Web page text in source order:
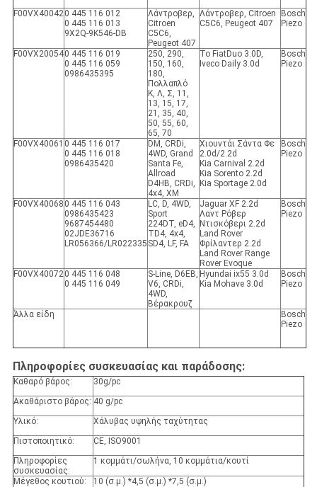
F00VX400420 445 116 012
0 445 116 013
9X2Q-9K546-DB
Λάντροβερ,
Citroen
C5C6,
Peugeot 407
Λάντροβερ, Citroen
C5C6, Peugeot 407
Bosch
Piezo
F00VX200540 445 116 019
0 445 116 059
0986435395
250, 290,
150, 160,
180,
Πολλαπλό
Κ, Λ, Σ, 11,
13, 15, 17,
21, 35, 40,
50, 55, 60,
65, 70
Το FiatDuo 3.0D,
Iveco Daily 3.0d
Bosch
Piezo
F00VX40061 0 445 116 017
0 445 116 018
0986435420
DM, CRDi,
4WD, Grand
Santa Fe,
Allroad
D4HB, CRDi,
4x4, XM
Χιουντάι Σάντα Φε
2.0d/2.2d
Kia Carnival 2.2d
Kia Sorento 2.2d
Kia Sportage 2.0d
Bosch
Piezo
F00VX40068 0 445 116 043
0986435423
9687454480
02JDE36716
LR056366/LR022335
LC, D, 4WD,
Sport
224DT, eD4,
TD4, 4x4,
SD4, LF, FA
Jaguar XF 2.2d
Λαντ Ρόβερ
Ντισκόβερι 2.2d
Land Rover
Φρίλαντερ 2.2d
Land Rover Range
Rover Evoque
Bosch
Piezo
F00VX400720 445 116 048
0 445 116 049
S-Line, D6EB,
V6, CRDi,
4WD,
Βέρακρουζ
Hyundai ix55 3.0d
Kia Mohave 3.0d
Bosch
Piezo
Άλλα είδη
Bosch
Piezo
Πληροφορίες συσκευασίας και παράδοσης:
Καθαρό βάρος:
30g/pc
Ακαθάριστο βάρος: 40 g/pc
Υλικό:
Χάλυβας υψηλής ταχύτητας
Πιστοποιητικό:
CE, ISO9001
Πληροφορίες
συσκευασίας:
1 κομμάτι/σωλήνα, 10 κομμάτια/κουτί
Μέγεθος κουτιού:
10 (σ.μ.) *4,5 (σ.μ.) *7,5 (σ.μ.)